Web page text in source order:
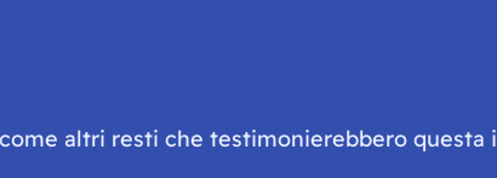
altri resti che testimonierebbero